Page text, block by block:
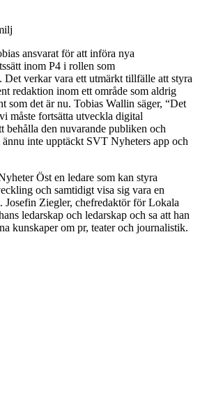
ansvarat för att införa nya
inom P4 i rollen som
Det verkar vara ett utmärkt tillfälle att styra
redaktion inom ett område som aldrig
som det är nu. Tobias Wallin säger, “Det
måste fortsätta utveckla digital
behålla den nuvarande publiken och
ännu inte upptäckt SVT Nyheters app och
Öst en ledare som kan styra
och samtidigt visa sig vara en
Josefin Ziegler, chefredaktör för Lokala
ledarskap och ledarskap och sa att han
kunskaper om pr, teater och journalistik.